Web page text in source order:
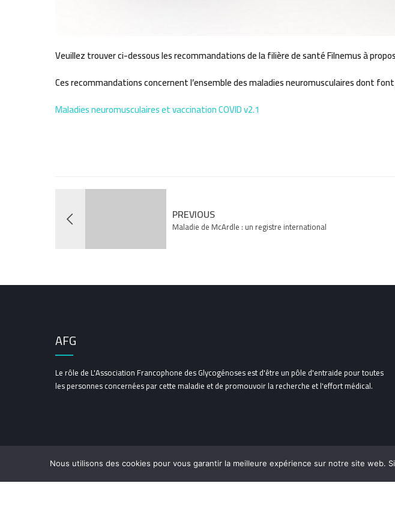
Veuillez trouver ci-dessous les recommandations de la filière de santé Filnemus à
Ces recommandations concernent l’ensemble des maladies neuromusculaires dont
Maladies neuromusculaires et vaccination COVID v2.1
PREVIOUS
Maladie de McArdle : un registre international
AFG
Le rôle de L'Association Francophone des Glycogénoses est d'être un pôle d'entraide pour toutes
les personnes concernées par cette maladie et de promouvoir la recherche et l'effort médical.
Nous utilisons des cookies pour vous garantir la meilleure expérience sur notre site